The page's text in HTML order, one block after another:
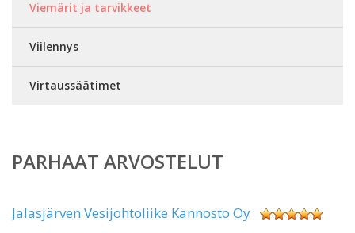
Viemärit ja tarvikkeet
Viilennys
Virtaussäätimet
PARHAAT ARVOSTELUT
Jalasjärven Vesijohtoliike Kannosto Oy